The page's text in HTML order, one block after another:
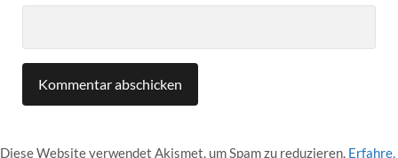
Diese Website verwendet Akismet, um Spam zu reduzieren. Erfahre,